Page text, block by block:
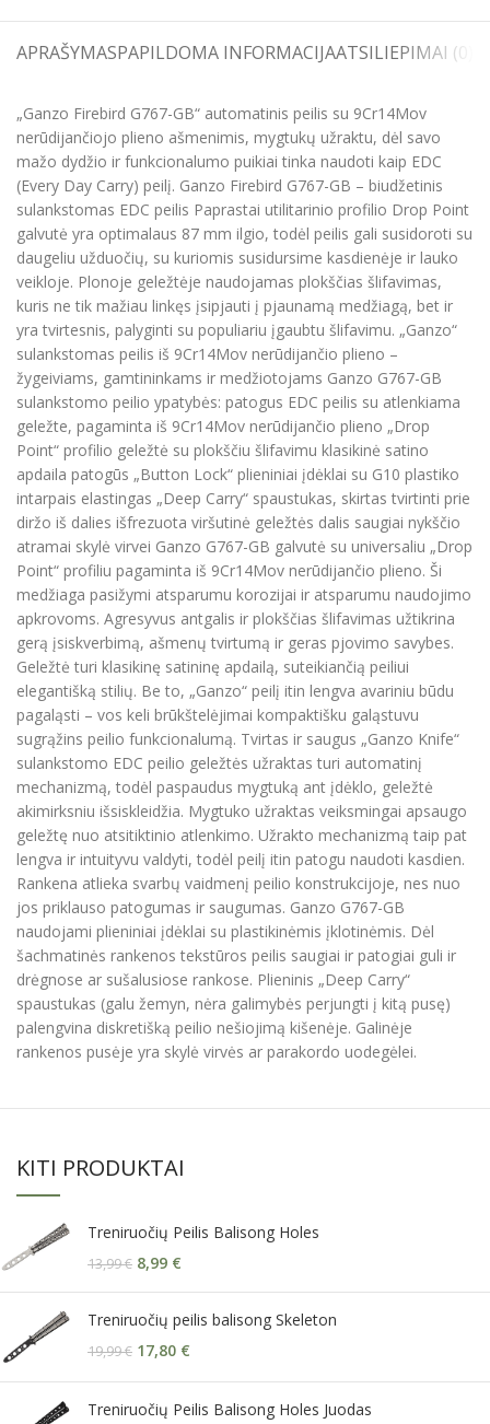
APRAŠYMASPAPILDOMA INFORMACIJAATSILIEPIMAI (0)
„Ganzo Firebird G767-GB“ automatinis peilis su 9Cr14Mov
nerūdijančiojo plieno ašmenimis, mygtukų užraktu, dėl savo
mažo dydžio ir funkcionalumo puikiai tinka naudoti kaip EDC
(Every Day Carry) peilį. Ganzo Firebird G767-GB – biudžetinis
sulankstomas EDC peilis Paprastai utilitarinio profilio Drop Point
galvutė yra optimalaus 87 mm ilgio, todėl peilis gali susidoroti su
daugeliu užduočių, su kuriomis susidursime kasdienėje ir lauko
veikloje. Plonoje geležtėje naudojamas plokščias šlifavimas,
kuris ne tik mažiau linkęs įsipjauti į pjaunamą medžiagą, bet ir
yra tvirtesnis, palyginti su populiariu įgaubtu šlifavimu. „Ganzo“
sulankstomas peilis iš 9Cr14Mov nerūdijančio plieno –
žygeiviams, gamtininkams ir medžiotojams Ganzo G767-GB
sulankstomo peilio ypatybės: patogus EDC peilis su atlenkiama
geležte, pagaminta iš 9Cr14Mov nerūdijančio plieno „Drop
Point“ profilio geležtė su plokščiu šlifavimu klasikinė satino
apdaila patogūs „Button Lock“ plieniniai įdėklai su G10 plastiko
intarpais elastingas „Deep Carry“ spaustukas, skirtas tvirtinti prie
diržo iš dalies išfrezuota viršutinė geležtės dalis saugiai nykščio
atramai skylė virvei Ganzo G767-GB galvutė su universaliu „Drop
Point“ profiliu pagaminta iš 9Cr14Mov nerūdijančio plieno. Ši
medžiaga pasižymi atsparumu korozijai ir atsparumu naudojimo
apkrovoms. Agresyvus antgalis ir plokščias šlifavimas užtikrina
gerą įsiskverbimą, ašmenų tvirtumą ir geras pjovimo savybes.
Geležtė turi klasikinę satininę apdailą, suteikiančią peiliui
elegantišką stilių. Be to, „Ganzo“ peilį itin lengva avariniu būdu
pagaląsti – vos keli brūkštelėjimai kompaktišku galąstuvu
sugrąžins peilio funkcionalumą. Tvirtas ir saugus „Ganzo Knife“
sulankstomo EDC peilio geležtės užraktas turi automatinį
mechanizmą, todėl paspaudus mygtuką ant įdėklo, geležtė
akimirksniu išsiskleidžia. Mygtuko užraktas veiksmingai apsaugo
geležtę nuo atsitiktinio atlenkimo. Užrakto mechanizmą taip pat
lengva ir intuityvu valdyti, todėl peilį itin patogu naudoti kasdien.
Rankena atlieka svarbų vaidmenį peilio konstrukcijoje, nes nuo
jos priklauso patogumas ir saugumas. Ganzo G767-GB
naudojami plieniniai įdėklai su plastikinėmis įklotinėmis. Dėl
šachmatinės rankenos tekstūros peilis saugiai ir patogiai guli ir
drėgnose ar sušalusiose rankose. Plieninis „Deep Carry“
spaustukas (galu žemyn, nėra galimybės perjungti į kitą pusę)
palengvina diskretišką peilio nešiojimą kišenėje. Galinėje
rankenos pusėje yra skylė virvės ar parakordo uodegėlei.
KITI PRODUKTAI
Treniruočių Peilis Balisong Holes
13,99€ 8,99 €
Treniruočių peilis balisong Skeleton
19,99€ 17,80 €
Treniruočių Peilis Balisong Holes Juodas